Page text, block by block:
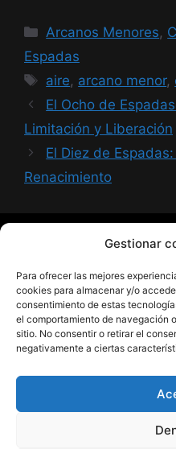
Gestionar
Para ofrecer las mejores
cookies para almacenar y/o
consentimiento de estas
el comportamiento de navegación
sitio. No consentir o retirar el
negativamente a ciertas
Categorías
Arcanos Menores,
Espadas
Etiquetas
aire, arcano menor,
El Ocho de
Limitación y Liberación
El Diez de
Renacimiento
Contacto
Páginas Legales
Política de Privacidad